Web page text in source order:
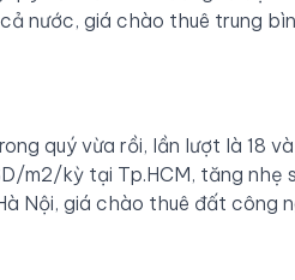
nước, giá chào thuê trung
quý vừa rồi, lần lượt là 18
m2/kỳ tại Tp.HCM, tăng nhẹ
Nội, giá chào thuê đất công